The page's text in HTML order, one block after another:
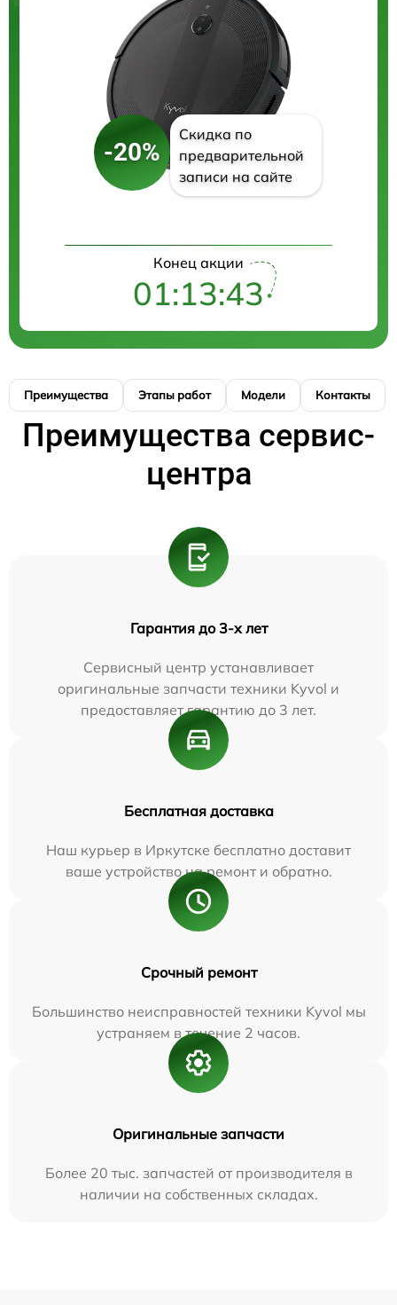
-20%
Скидка по
предварительной
записи на сайте
Конец акции
01:13:42
Преимущества Этапы работ Модели Контакты
Преимущества сервис-
центра
Гарантия до 3-х лет
Сервисный центр устанавливает
оригинальные запчасти техники Kyvol и
предоставляет гарантию до 3 лет.
Бесплатная доставка
Наш курьер в Иркутске бесплатно доставит
ваше устройство на ремонт и обратно.
Срочный ремонт
Большинство неисправностей техники Kyvol мы
устраняем в течение 2 часов.
Оригинальные запчасти
Более 20 тыс. запчастей от производителя в
наличии на собственных складах.